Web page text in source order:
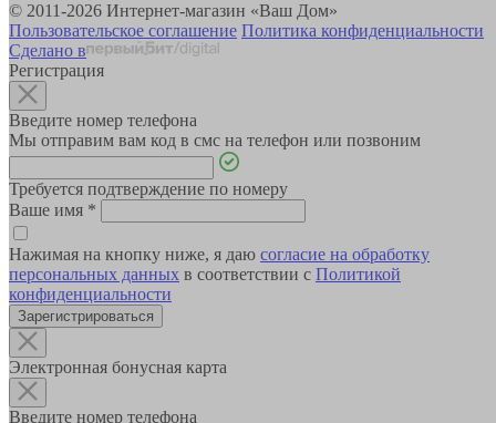
© 2011-2026 Интернет-магазин «Ваш Дом»
Пользовательское соглашение Политика конфиденциальности
Сделано в
Регистрация
Введите номер телефона
Мы отправим вам код в смс на телефон или позвоним
Требуется подтверждение по номеру
Ваше имя *
Нажимая на кнопку ниже, я даю согласие на обработку
персональных данных в соответствии с Политикой
конфиденциальности
Зарегистрироваться
Электронная бонусная карта
Введите номер телефона